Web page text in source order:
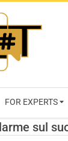
FOR EXPERTS
sul